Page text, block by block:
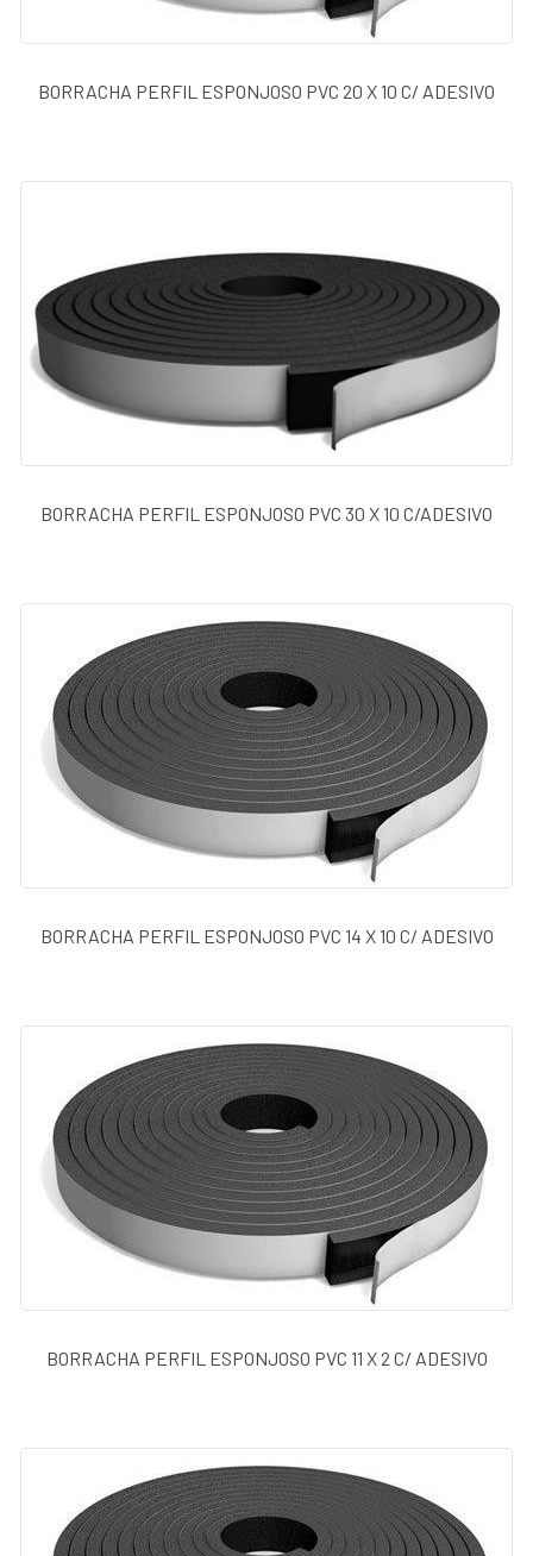
BORRACHA PERFIL ESPONJOSO PVC 20 X 10 C/ ADESIVO
BORRACHA PERFIL ESPONJOSO PVC 30 X 10 C/ADESIVO
BORRACHA PERFIL ESPONJOSO PVC 14 X 10 C/ ADESIVO
BORRACHA PERFIL ESPONJOSO PVC 11 X 2 C/ ADESIVO